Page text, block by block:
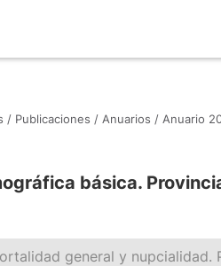
/ Publicaciones / Anuarios / Anuario
básica.
general y nupcialidad.